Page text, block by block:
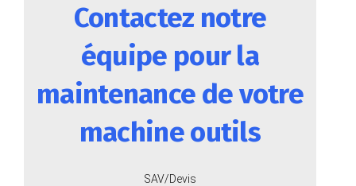
Contactez notre
équipe pour la
maintenance de votre
machine outils
SAV/Devis